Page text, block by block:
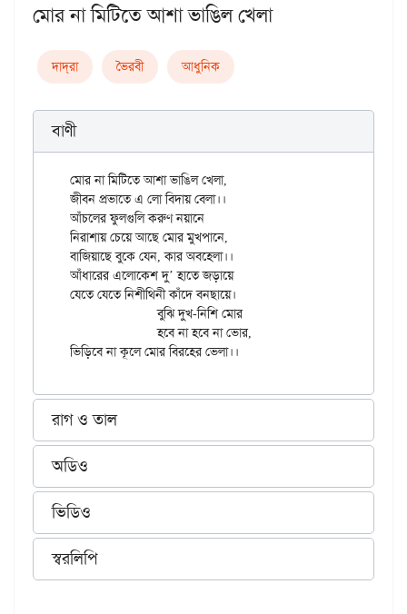
মোর না মিটিতে আশা ভাঙিল খেলা
দাদ্‌রা ভৈরবী আধুনিক
বাণী
মোর না মিটিতে আশা ভাঙিল খেলা,
জীবন প্রভাতে এ লো বিদায় বেলা।।
আঁচলের ফুলগুলি করুণ নয়ানে
নিরাশায় চেয়ে আছে মোর মুখপানে,
বাজিয়াছে বুকে যেন, কার অবহেলা।।
আঁধারের এলোকেশ দু’ হাতে জড়ায়ে
যেতে যেতে নিশীথিনী কাঁদে বনছায়ে।
		বুঝি দুখ-নিশি মোর
		হবে না হবে না ভোর,
রাগ ও তাল
অডিও
ভিডিও
স্বরলিপি